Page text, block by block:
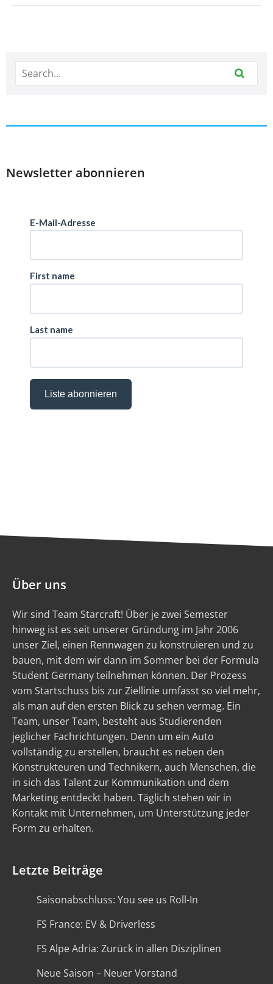
Newsletter abonnieren
Über uns
Wir sind Team Starcraft! Über je zwei Semester
hinweg ist es seit unserer Gründung im Jahr 2006
unser Ziel, einen Rennwagen zu konstruieren und zu
bauen, mit dem wir dann im Sommer bei der Formula
Student Germany teilnehmen können. Der Prozess
vom Startschuss bis zur Ziellinie umfasst so viel mehr,
als man auf den ersten Blick zu sehen vermag. Ein
Team, unser Team, besteht aus Studierenden
jeglicher Fachrichtungen. Denn um ein Auto
vollständig zu erstellen, braucht es neben den
Konstrukteuren und Technikern, auch Menschen, die
in sich das Talent zur Kommunikation und dem
Marketing entdeckt haben. Täglich stehen wir in
Kontakt mit Unternehmen, um Unterstützung jeder
Form zu erhalten.
Letzte Beiträge
Saisonabschluss: You see us Roll-In
FS France: EV & Driverless
FS Alpe Adria: Zurück in allen Disziplinen
Neue Saison – Neuer Vorstand